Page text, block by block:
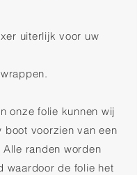
uiterlijk voor uw
onze folie kunnen wij
boot voorzien van een
randen worden
waardoor de folie het